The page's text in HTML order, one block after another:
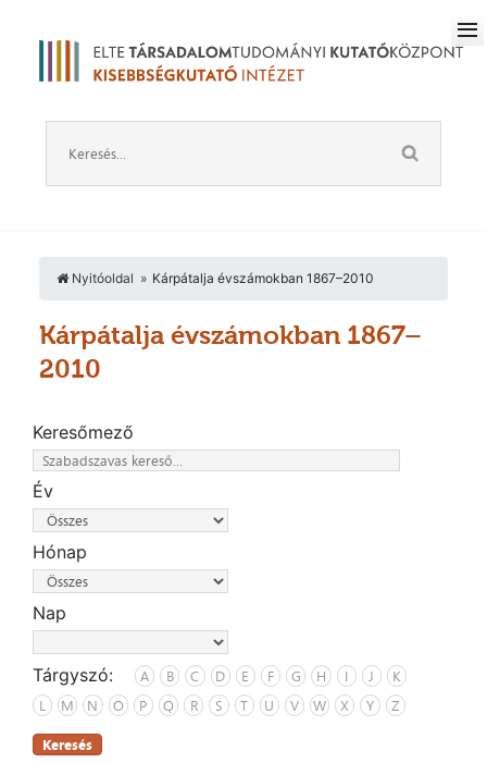
Nyitóoldal Kárpátalja évszámokban 1867–2010
Kárpátalja évszámokban 1867–
2010
Keresőmező
Év
Hónap
Nap
Tárgyszó: A B C D E F G H I J
K
L
M N O P Q R S T U V W X Y Z
Keresés